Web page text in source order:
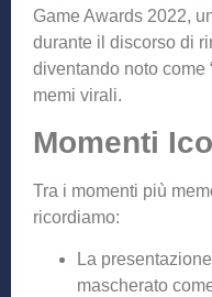
Game Awards 2022,
durante il discorso di
diventando noto come
memi virali.
Momenti
Tra i momenti più
ricordiamo:
La
mascherato